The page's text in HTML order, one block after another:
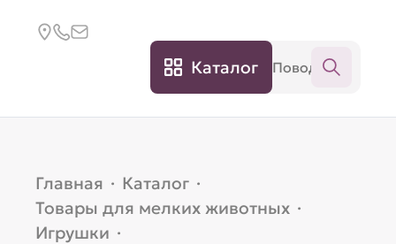
Каталог
Главная · Каталог ·
Товары для мелких животных ·
Игрушки ·